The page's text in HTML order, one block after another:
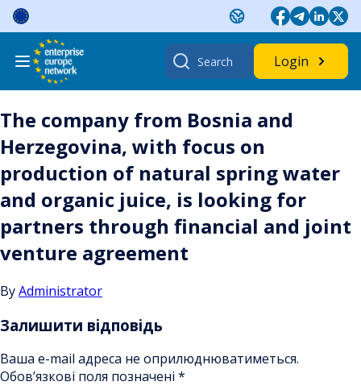
Skip
content
Search
for:
Login
The company from Bosnia and
Herzegovina, with focus on
production of natural spring water
and organic juice, is looking for
partners through financial and joint
venture agreement
ByAdministrator
Залишити відповідь
Ваша e-mail адреса не оприлюднюватиметься.
Обов’язкові поля позначені *